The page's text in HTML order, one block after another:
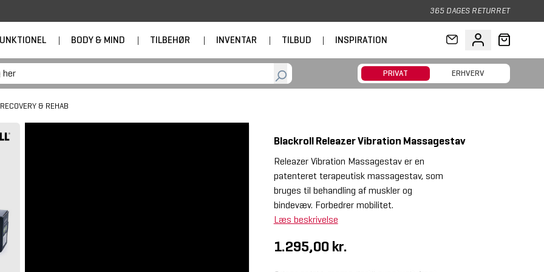
365 DAGES RETURRET
| BODY & MIND | TILBEHØR | INVENTAR | TILBUD | INSPIRATION
PRIVAT ERHVERV
RECOVERY & REHAB
Blackroll Releazer Vibration Massagestav
Releazer Vibration Massagestav er en
patenteret terapeutisk massagestav, som
bruges til behandling af muskler og
bindevæv. Forbedrer mobilitet.
Læs beskrivelse
1.295,00 kr.